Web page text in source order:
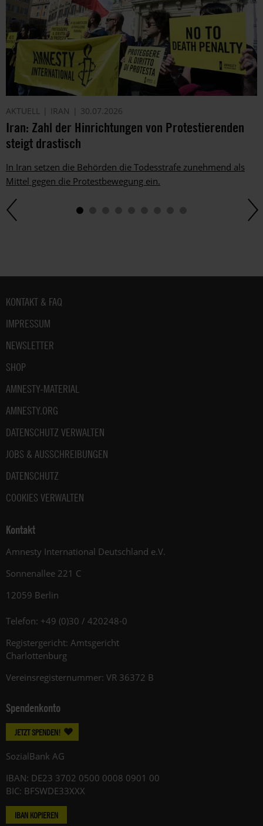
AKTUELL IRAN 30.07.2026
Iran: Zahl der Hinrichtungen von Protestierenden
steigt drastisch
In Iran setzen die Behörden die Todesstrafe zunehmend als
Mittel gegen die Protestbewegung ein.
Fußbereich
KONTAKT & FAQ
IMPRESSUM
NEWSLETTER
SHOP
AMNESTY-MATERIAL
AMNESTY.ORG
DATENSCHUTZ VERWALTEN
JOBS & AUSSCHREIBUNGEN
DATENSCHUTZ
COOKIES VERWALTEN
Kontakt
Amnesty International Deutschland e.V.
Sonnenallee 221 C
12059 Berlin
Telefon: +49 (0)30 / 420248-0
Registergericht: Amtsgericht
Charlottenburg
Vereinsregisternummer: VR 36372 B
Spendenkonto
JETZT SPENDEN!
SozialBank AG
IBAN: DE23 3702 0500 0008 0901 00
BIC: BFSWDE33XXX
IBAN KOPIEREN